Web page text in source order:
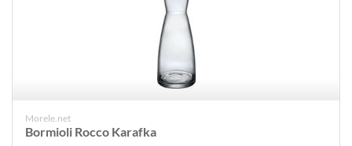
Morele.net
Bormioli Rocco Karafka